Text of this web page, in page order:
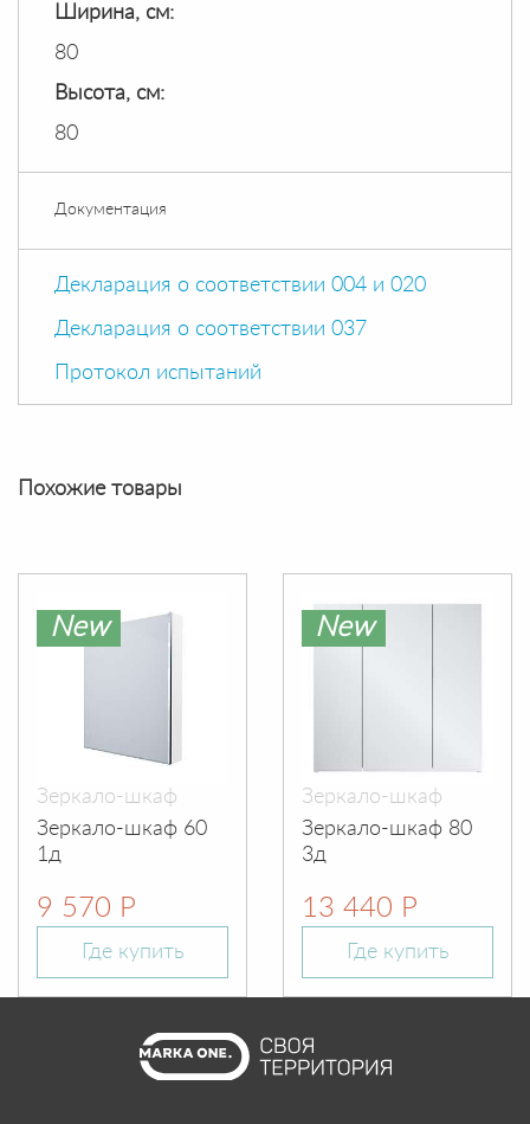
Ширина, см:
80
Высота, см:
80
Документация
Декларация о соответствии 004 и 020
Декларация о соответствии 037
Протокол испытаний
Похожие товары
New
Зеркало-шкаф
Зеркало-шкаф 60
1д
9 570 Р
Где купить
New
Зеркало-шкаф
Зеркало-шкаф 80
3д
13 440 Р
Где купить